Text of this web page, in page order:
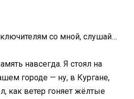
со мной, слушай…
навсегда. Я стоял на
городе — ну, в Кургане,
как ветер гоняет жёлтые